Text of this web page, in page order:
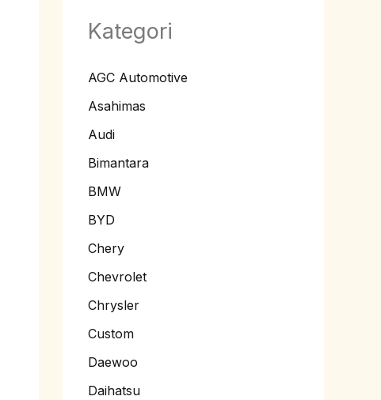
Kategori
AGC Automotive
Asahimas
Audi
Bimantara
BMW
BYD
Chery
Chevrolet
Chrysler
Custom
Daewoo
Daihatsu